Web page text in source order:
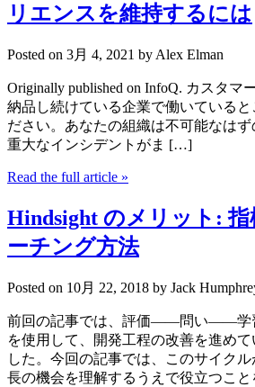
リエンスを維持するには
Posted on 3月 4, 2021 by Alex Elman
Originally published on InfoQ. カスタマ
納品し続けている企業で働いていると
ださい。あなたの組織は不可能なはず
重大なインシデントがま […]
Read the full article »
Hindsight のメリット: 指
ーチング方法
Posted on 10月 22, 2018 by Jack
前回の記事では、評価——問い——
を使用して、開発工程の改善を進め
した。今回の記事では、このサイク
長の機会を理解するうえで役立つこと